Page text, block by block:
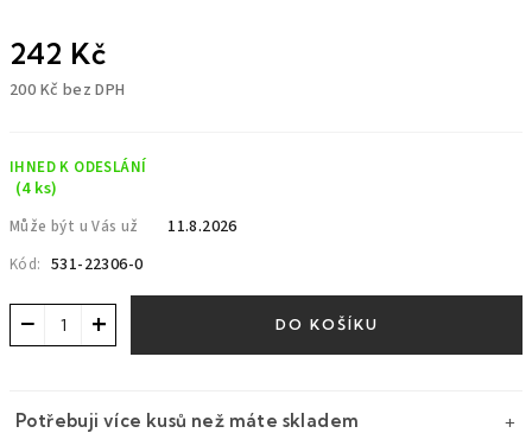
242 Kč
200 Kč bez DPH
IHNED K ODESLÁNÍ
(4 ks)
Může být u Vás už 11.8.2026
Kód: 531-22306-0
+
− DO KOŠÍKU
Potřebuji více kusů než máte skladem